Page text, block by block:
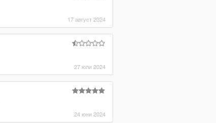
17 август 2024
27 юли 2024
24 юни 2024